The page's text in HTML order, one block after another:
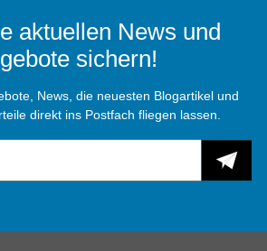
aktuellen News und
sichern!
News, die neuesten Blogartikel und
direkt ins Postfach fliegen lassen.